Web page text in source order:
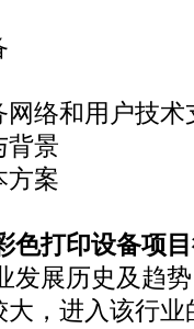
络和用户技术
景
案
色打印设备项
展历史及趋势
，进入该行业